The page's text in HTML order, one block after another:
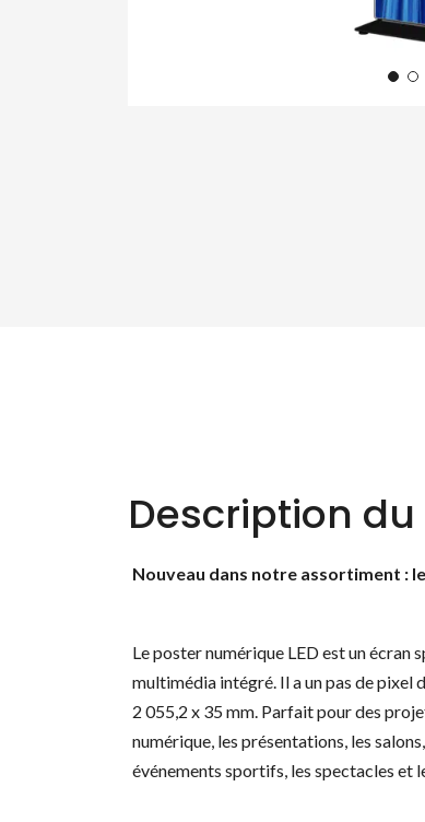
Description
Nouveau dans notre assortiment :
Le poster numérique LED est un écran
multimédia intégré. Il a un pas de pixel
2 055,2 x 35 mm. Parfait pour des
numérique, les présentations, les
événements sportifs, les spectacles et